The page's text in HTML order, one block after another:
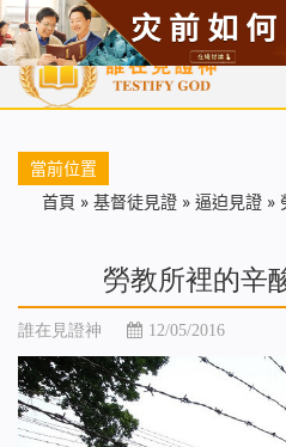
首頁 每日靈糧 天國福音
當前位置
首頁 » 基督徒見證 » 逼迫見證 »
勞教所裡的辛
誰在見證神 12/05/2016